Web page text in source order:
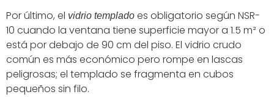
Por último, el vidrio templado es obligatorio según NSR-
10 cuando la ventana tiene superficie mayor a 1.5 m² o
está por debajo de 90 cm del piso. El vidrio crudo
común es más económico pero rompe en lascas
peligrosas; el templado se fragmenta en cubos
pequeños sin filo.